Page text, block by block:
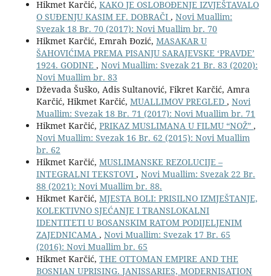
Hikmet Karčić, KAKO JE OSLOBOĐENJE IZVJEŠTAVALO
O SUĐENJU KASIM EF. DOBRAČI , Novi Muallim:
Svezak 18 Br. 70 (2017): Novi Muallim br. 70
Hikmet Karčić, Emrah Đozić, MASAKAR U
ŠAHOVIĆIMA PREMA PISANJU SARAJEVSKE ‘PRAVDE’
1924. GODINE , Novi Muallim: Svezak 21 Br. 83 (2020):
Novi Muallim br. 83
Dževada Šuško, Adis Sultanović, Fikret Karčić, Amra
Karčić, Hikmet Karčić, MUALLIMOV PREGLED , Novi
Muallim: Svezak 18 Br. 71 (2017): Novi Muallim br. 71
Hikmet Karčić, PRIKAZ MUSLIMANA U FILMU “NOŽ” ,
Novi Muallim: Svezak 16 Br. 62 (2015): Novi Muallim
br. 62
Hikmet Karčić, MUSLIMANSKE REZOLUCIJE –
INTEGRALNI TEKSTOVI , Novi Muallim: Svezak 22 Br.
88 (2021): Novi Muallim br. 88.
Hikmet Karčić, MJESTA BOLI: PRISILNO IZMJEŠTANJE,
KOLEKTIVNO SJEĆANJE I TRANSLOKALNI
IDENTITETI U BOSANSKIM RATOM PODIJELJENIM
ZAJEDNICAMA , Novi Muallim: Svezak 17 Br. 65
(2016): Novi Muallim br. 65
Hikmet Karčić, THE OTTOMAN EMPIRE AND THE
BOSNIAN UPRISING. JANISSARIES, MODERNISATION